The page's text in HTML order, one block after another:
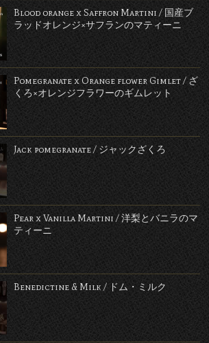
Blood orange x Saffron Martini / 国産ブ
ラッドオレンジ×サフランのマティーニ
Pomegranate x Orange flower Gimlet / ざ
くろ×オレンジフラワーのギムレット
Jack pomegranate / ジャックざくろ
Pear x Vanilla Martini / 洋梨とバニラのマ
ティーニ
Benedictine & Milk / ドム・ミルク